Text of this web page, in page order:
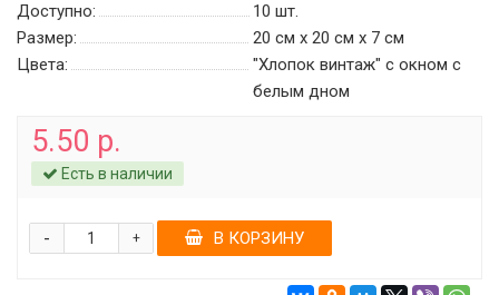
Доступно: 10 шт.
Размер:
20 см х 20 см х 7 см
Цвета:
"Хлопок винтаж" c окном c
белым дном
5.50 р.
Есть в наличии
+
- В КОРЗИНУ